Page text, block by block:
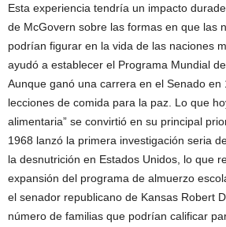
Esta experiencia tendría un impacto
de McGovern sobre las formas en que las
podrían figurar en la vida de las naciones
ayudó a establecer el Programa Mundial de
Aunque ganó una carrera en el Senado en
lecciones de comida para la paz. Lo que
alimentaria” se convirtió en su principal
1968 lanzó la primera investigación seria
la desnutrición en Estados Unidos, lo que
expansión del programa de almuerzo
el senador republicano de Kansas Robert
número de familias que podrían calificar